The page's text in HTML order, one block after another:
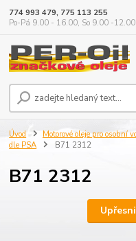
774 993 479, 775 113 255
Po-Pá 9.00 - 16.00, So 9.00 -12.00
Úvod Motorové oleje pro osobní
dle PSA
B71 2312
B71 2312